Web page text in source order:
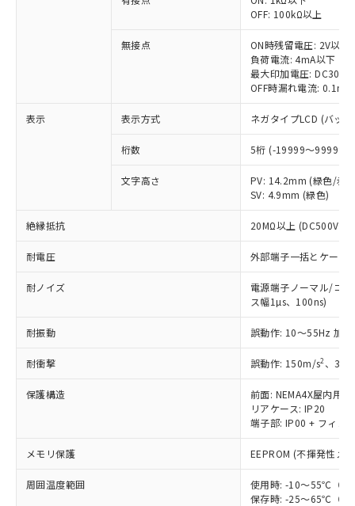
OFF: 100kΩ以上
無接点
ON時残留電圧: 2V以下
負荷電流: 4mA以下
最大印加電圧: DC30V
OFF時漏れ電流: 0.1mA
表示 表示方式 ネガタイプLCD (バッ
桁数 5桁 (-19999～99999)
文字高さ
PV: 14.2mm (緑色/赤
SV: 4.9mm (緑色)
絶縁抵抗 20MΩ以上 (DC500Vメ
耐電圧 外部端子一括とケース
耐ノイズ
電源端子ノーマル/コ
ス幅1µs、100ns)
耐振動 誤動作: 10～55Hz 加
耐衝撃 誤動作: 150m/s2 、3軸
保護構造
前面: NEMA4X屋内用
リアケース: IP20
端子部: IP00 + フィン
メモリ保護 EEPROM (不揮発性メ
周囲温度範囲
使用時: -10～55℃（た
保存時: -25～65℃（た
以下の条件をお読みいただき、同意のうえ
ご利用ください。
本サービスは、当社制御機器事業取扱
商品の当社在庫状況および標準価格
(税抜)を提供させていただくもので
当社制御機器事業取扱商品の中には、
本サービスの対象外となる商品もある
在庫状況および標準価格照会結果は、
記載している更新日時点での社内デー
覧された時点での実際の在庫および標
準価格とは異なる場合があることをご
正式な納期状況および標準価格はお客
様のお取引先、またはお客様担当のオ
ムロン制御機器販売店・当社販売員に
オムロン制御機器販売店や当社販売拠
」をご確認
在庫状況および標準価格結果を当社の
事前の承諾なく第三者に漏洩または開
マイパーツ機能（部品リスト作成サー
ビス）をご利用いただくには、I-Web
メンバーズにご登録されている必要が
対応予定なし：EU RoHS指令（10物質）の
非含有に非対応の商品で、対応品を出す予
定はありません。
調査・確認中：EU RoHS指令（10物質）の
非含有の対応状況を調査中または確認中の
害物質有無と関係のない商品です。
仕入先様の事情により、非含有部品として
いたものが、含有品と判明した場合などや
むを得ず変更することがあります。
鉛(Pb) 1000ppm以下、 水銀(Hg) 1000ppm以下、 カド
ミウム(Cd) 100ppm以下、
六価クロム(Cr(Ⅵ)) 1000ppm以下、ポリ臭化ビフェニル
類(PBB) 1000ppm以下、ポリ臭化ジフェニルエーテル類
ル) (DEHP)(別名：DOP) 1000ppm以下、フタル酸ブチ
ルベンジル（BBP） 1000ppm以下、フタル酸ジブチル
（DBP） 1000ppm以下、フタル酸ジイソブチル
但し、RoHS指令で産業用監視および制御機器に対する
フタル酸エステル類の４物質については閾値を超える意
部品在庫の切り替え状況などにより、予定
月が前後することがあります。
「○」：最大均質材料含有率が中国RoHSの
基準値以下であることを示します。
基準値を超えていることを示します。
「－」：未確認です。当社販売部門へお問
い合わせください。
*中国RoHS10物質の基準値 (GB/T26572)：
Cr(Ⅵ)(六価クロム) : 1000ppm、 PBBs(ポリ臭化ビフェ
ニル類) : 1000ppm、 PBDEs(ポリ臭化ジフェニルエーテ
ル類) : 1000ppm、
DBP(フタル酸ジブチル) : 1000ppm、 DIBP(フタル酸ジ
イソブチル) : 1000ppm、 BBP(フタル酸ブチルベンジ
DEHP(フタル酸ビス(2-エチルヘキシル)) : 1000ppm
「ｅ」：有害物質（10物質）のすべてが基
「10」：通常の使用状況下において有害物
質が外部に漏えいし、環境に深刻な影響を
「－」：未確認です。当社販売部門へお問
当社は、これら貴社製品のうち、外国
為替および外国貿易法に定める商品
（以下｢規制貨物等」という）を輸出
または国外への提供する場合は、日本
国政府の輸出許可(または役務取引許
可)を取得するなどの必要な手続きを
当社は規制貨物を破棄する場合は、完
全に破砕するなど、違法に輸出されな
当社は貴社製品を、核兵器、ミサイ
ル、化学兵器、生物兵器またはその他
武器並びにこれらの製造装置等に一切
当社は、貴社製品を第三者に販売する
場合は、上記1、2および3の内容を当
該第三者に通知します。また当社は、
法に輸出するおそれがある場合は、取
一定数には満たないが在庫あり
在庫なし(最新の在庫状況につ
いては、お客様のお取引先、ま
たはお客様担当のオムロン制御
機器販売店・当社販売員にご確
受注生産機種、また在庫状況の
情報を公開していない機種